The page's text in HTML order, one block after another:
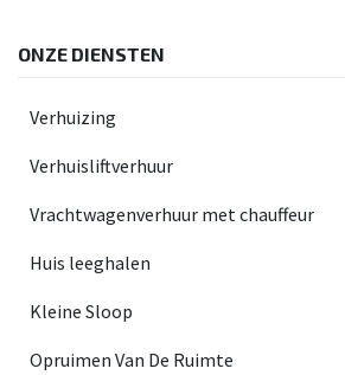
ONZE DIENSTEN
Verhuizing
Verhuisliftverhuur
Vrachtwagenverhuur met chauffeur
Huis leeghalen
Kleine Sloop
Opruimen Van De Ruimte